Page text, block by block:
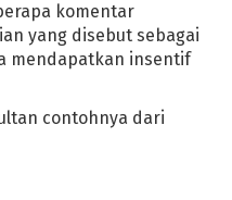
Mawardi Alhafiz, Tokoh Agama
PSBB di 18 Kecamatan
di Karawang Diharapkan Ikut
Penembakan di Perum Monjali
komentar
yang disebut sebagai
mendapatkan insentif
contohnya dari